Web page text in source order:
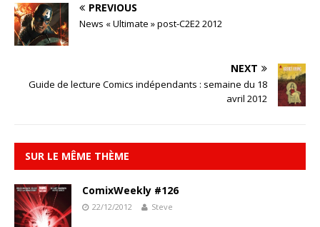
PREVIOUS
News « Ultimate » post-C2E2 2012
NEXT
Guide de lecture Comics indépendants : semaine du 18
avril 2012
SUR LE MÊME THÈME
ComixWeekly #126
22/12/2012 Steve